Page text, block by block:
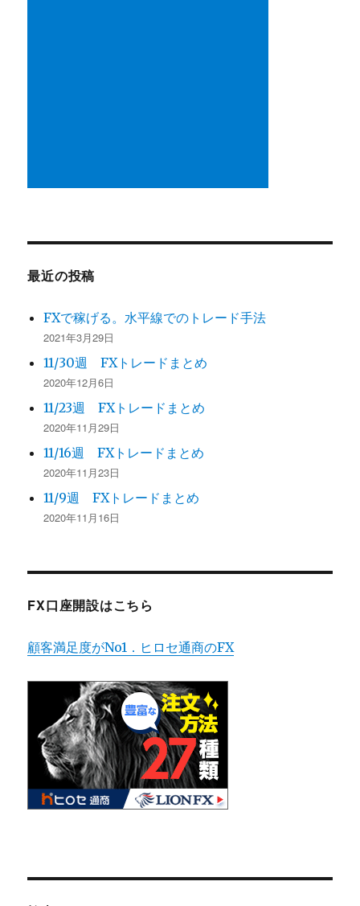
最近の投稿
FXで稼げる。水平線でのトレード手法
2021年3月29日
11/30週 FXトレードまとめ
2020年12月6日
11/23週 FXトレードまとめ
2020年11月29日
11/16週 FXトレードまとめ
2020年11月23日
11/9週 FXトレードまとめ
2020年11月16日
FX口座開設はこちら
顧客満足度がNo1．ヒロセ通商のFX